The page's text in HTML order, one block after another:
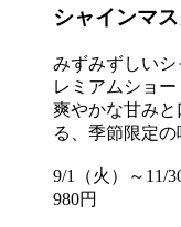
シャインマ
みずみずしい
レミアムショー
爽やかな甘み
る、季節限定
9/1（火）～11/
980円